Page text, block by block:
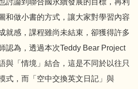
和做小書的方式，讓大家對學習內容
就感，課程雖尚未結束，卻獲得許多
認為，透過本次Teddy Bear Project
與「情境」結合，這是不同於以往只
式，而「空中交換英文日記」與